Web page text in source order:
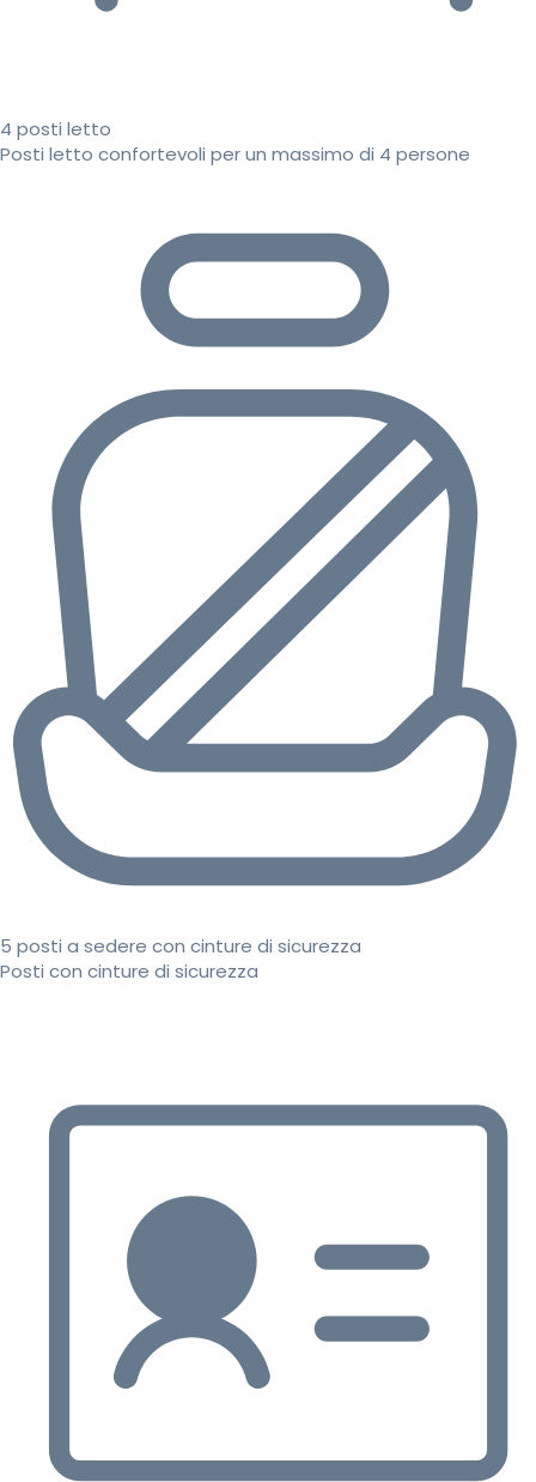
4 posti letto
Posti letto confortevoli per un massimo di 4 persone
5 posti a sedere con cinture di sicurezza
Posti con cinture di sicurezza